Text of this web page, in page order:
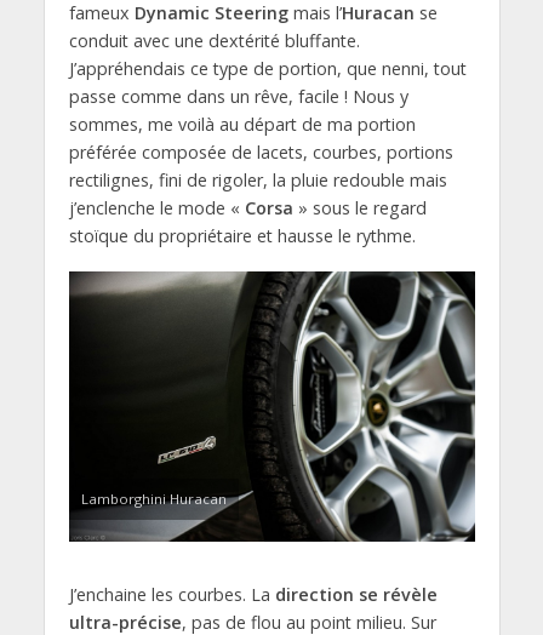
fameux Dynamic Steeringmais l’Huracan se
conduit avec une dextérité bluffante.
J’appréhendais ce type de portion, que nenni, tout
passe comme dans un rêve, facile ! Nous y
sommes, me voilà au départ de ma portion
préférée composée de lacets, courbes, portions
rectilignes, fini de rigoler, la pluie redouble mais
j’enclenche le mode « Corsa » sous le regard
stoïque du propriétaire et hausse le rythme.
Lamborghini Huracan
J’enchaine les courbes. La direction se révèle
ultra-précise, pas de flou au point milieu. Sur